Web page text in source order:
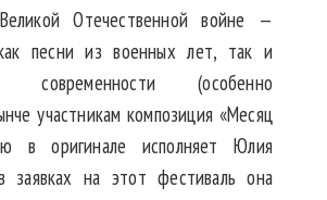
Отечественной войне —
песни из военных лет, так и
современности (особенно
участникам композиция «Месяц
в оригинале исполняет Юлия
на этот фестиваль она